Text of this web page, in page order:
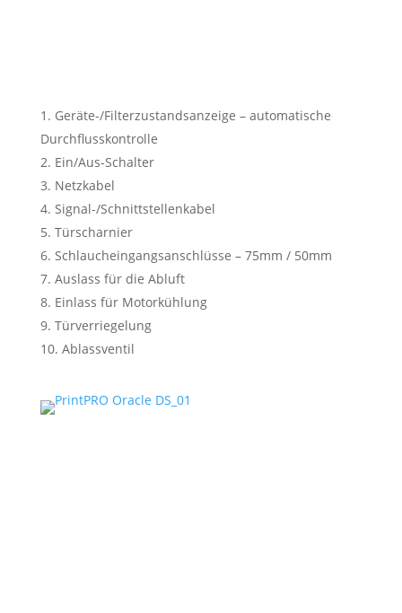
Geräte-/Filterzustandsanzeige – automatische
Durchflusskontrolle
Ein/Aus-Schalter
Netzkabel
Signal-/Schnittstellenkabel
Türscharnier
Schlaucheingangsanschlüsse – 75mm / 50mm
Auslass für die Abluft
Einlass für Motorkühlung
Türverriegelung
Ablassventil